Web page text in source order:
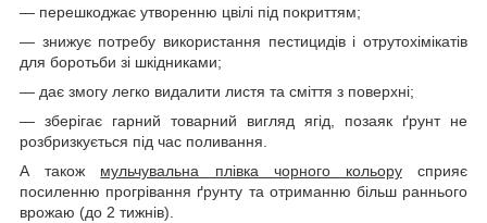
— перешкоджає утворенню цвілі під покриттям;
— знижує потребу використання пестицидів і отрутохімікатів
для боротьби зі шкідниками;
— дає змогу легко видалити листя та сміття з поверхні;
— зберігає гарний товарний вигляд ягід, позаяк ґрунт не
розбризкується під час поливання.
А також мульчувальна плівка чорного кольорусприяє
посиленню прогрівання ґрунту та отриманню більш раннього
врожаю (до 2 тижнів).